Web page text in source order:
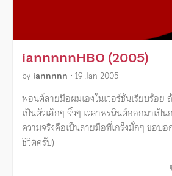
iannnnnHBO (2005)
by iannnnn • 19 Jan 2005
ฟอนต์ลายมือผมเองในเวอร์ชันเรียบร้อย
เป็นตัวเล็กๆ จิ๋วๆ เวลาพรนินต์ออกมาเป็
ความจริงคือเป็นลายมือที่เกร็งมั่กๆ ขอบ
ชีวิตครับ)